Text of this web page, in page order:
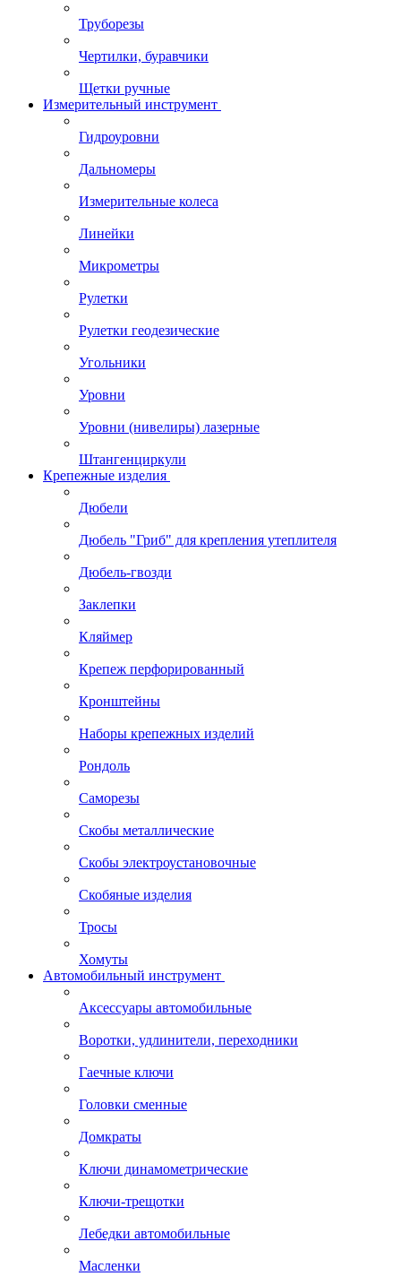
Труборезы
Чертилки, буравчики
Щетки ручные
Измерительный инструмент
Гидроуровни
Дальномеры
Измерительные колеса
Линейки
Микрометры
Рулетки
Рулетки геодезические
Угольники
Уровни
Уровни (нивелиры) лазерные
Штангенциркули
Крепежные изделия
Дюбели
Дюбель "Гриб" для крепления утеплителя
Дюбель-гвозди
Заклепки
Кляймер
Крепеж перфорированный
Кронштейны
Наборы крепежных изделий
Рондоль
Саморезы
Скобы металлические
Скобы электроустановочные
Скобяные изделия
Тросы
Хомуты
Автомобильный инструмент
Аксессуары автомобильные
Воротки, удлинители, переходники
Гаечные ключи
Головки сменные
Домкраты
Ключи динамометрические
Ключи-трещотки
Лебедки автомобильные
Масленки